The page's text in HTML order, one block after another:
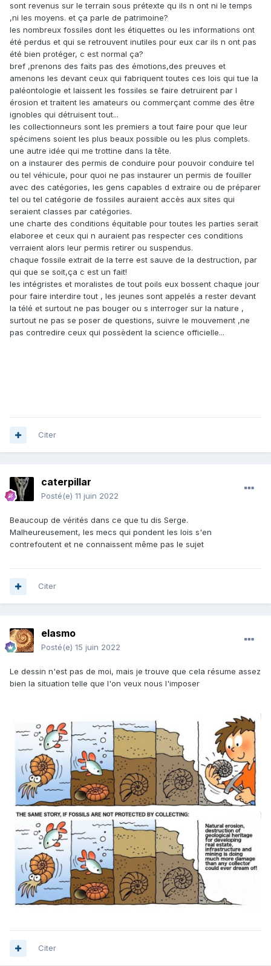
sont revenus sur le terrain sous prétexte qu ils n ont ni le temps
,ni les moyens. et ça parle de patrimoine?
les nombreux fossiles dont les étiquettes ou les informations ont
été perdus et qui se retrouvent inutiles pour eux car ils n ont pas
été bien protéger, c est normal ça?
bref ,prenons des faits pas des émotions,des preuves et
amenons les devant ceux qui fabriquent toutes ces lois qui tue la
paléontologie et laissent les fossiles se faire detruirent par l
érosion et traitent les amateurs ou commerçant comme des être
ignobles qui détruisent tout...
les collectionneurs sont les premiers a tout faire pour que leur
spécimens soient les plus beaux possible ou les plus complets.
une autre idée qui me trottine dans la tête.
on a instaurer des permis de conduire pour pouvoir conduire tel
ou tel véhicule, pour quoi ne pas instaurer un permis de fouiller
avec des catégories, les gens capables d extraire ou de préparer
tel ou tel catégorie de fossiles auraient accès aux sites qui
seraient classes par catégories.
une charte des conditions équitable pour toutes les parties serait
elaboree et ceux qui n auraient pas respecter ces conditions
verraient alors leur permis retirer ou suspendus.
chaque fossile extrait de la terre est sauve de la destruction, par
qui que se soit,ça c est un fait!
les intégristes et moralistes de tout poils eux bossent chaque jour
pour faire interdire tout , les jeunes sont appelés a rester devant
la télé et surtout ne pas bouger ou s interroger sur la nature ,
surtout ne pas se poser de questions, suivre le mouvement ,ne
pas contredire ceux qui possèdent la science officielle...
Citer
caterpillar
Posté(e) 11 juin 2022
Beaucoup de vérités dans ce que tu dis Serge.
Malheureusement, les mecs qui pondent les lois s'en
contrefoutent et ne connaissent même pas le sujet
Citer
elasmo
Posté(e) 15 juin 2022
Le dessin n'est pas de moi, mais je trouve que cela résume assez
bien la situation telle que l'on veux nous l'imposer
Citer